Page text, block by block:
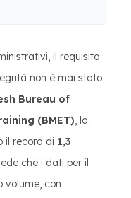
il requisito
non è mai stato
Bureau of
(BMET), la
il record di 1,3
che i dati per il
volume, con